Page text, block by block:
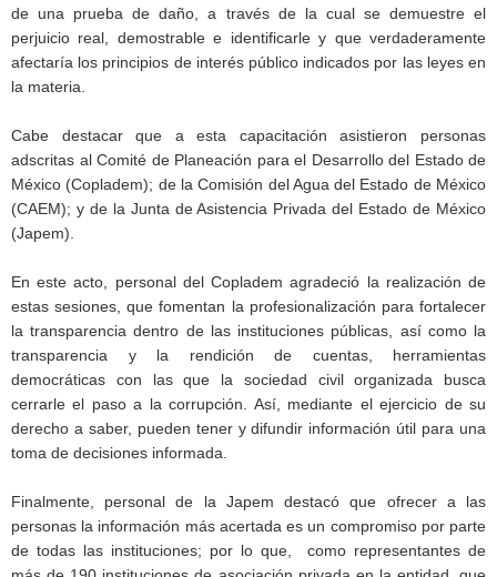
de una prueba de daño, a través de la cual se demuestre el
perjuicio real, demostrable e identificarle y que verdaderamente
afectaría los principios de interés público indicados por las leyes en
la materia.
Cabe destacar que a esta capacitación asistieron personas
adscritas al Comité de Planeación para el Desarrollo del Estado de
México (Copladem); de la Comisión del Agua del Estado de México
(CAEM); y de la Junta de Asistencia Privada del Estado de México
(Japem).
En este acto, personal del Copladem agradeció la realización de
estas sesiones, que fomentan la profesionalización para fortalecer
la transparencia dentro de las instituciones públicas, así como la
transparencia y la rendición de cuentas, herramientas
democráticas con las que la sociedad civil organizada busca
cerrarle el paso a la corrupción. Así, mediante el ejercicio de su
derecho a saber, pueden tener y difundir información útil para una
toma de decisiones informada.
Finalmente, personal de la Japem destacó que ofrecer a las
personas la información más acertada es un compromiso por parte
de todas las instituciones; por lo que, como representantes de